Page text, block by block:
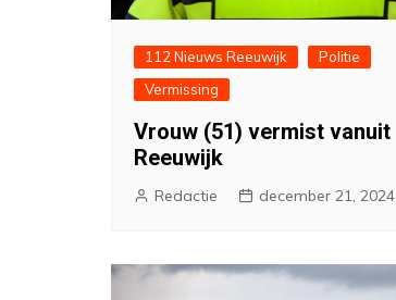
112 Nieuws Reeuwijk
Politie
Vermissing
Vrouw (51) vermist vanuit
Reeuwijk
Redactie december 21, 2024